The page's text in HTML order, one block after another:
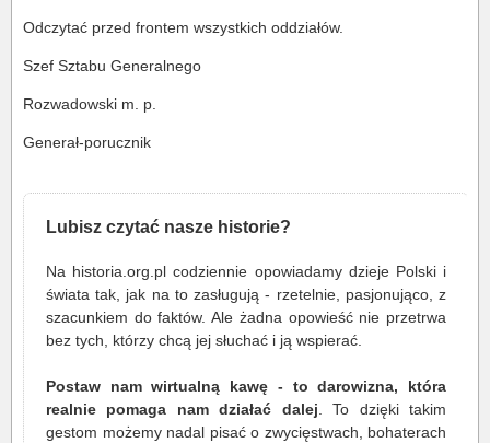
Odczytać przed frontem wszystkich oddziałów.
Szef Sztabu Generalnego
Rozwadowski m. p.
Generał-porucznik
Lubisz czytać nasze historie?
Na historia.org.pl codziennie opowiadamy dzieje Polski i
świata tak, jak na to zasługują - rzetelnie, pasjonująco, z
szacunkiem do faktów. Ale żadna opowieść nie przetrwa
bez tych, którzy chcą jej słuchać i ją wspierać.
Postaw nam wirtualną kawę - to darowizna, która
realnie pomaga nam działać dalej . To dzięki takim
gestom możemy nadal pisać o zwycięstwach, bohaterach